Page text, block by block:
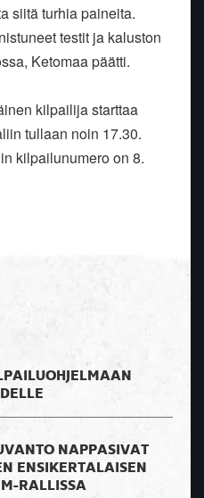
siitä turhia paineita.
testit ja kaluston
Ketomaa päätti.
kilpailija starttaa
tullaan noin 17.30.
kilpailunumero on 8.
NAPPASIVAT
ENSIKERTALAISEN
RALLISSA